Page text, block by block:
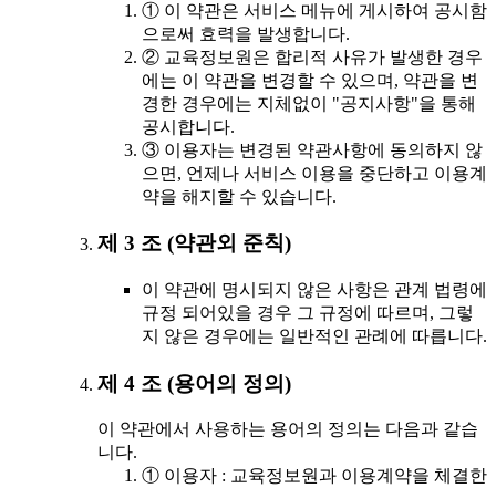
① 이 약관은 서비스 메뉴에 게시하여 공시함
으로써 효력을 발생합니다.
② 교육정보원은 합리적 사유가 발생한 경우
에는 이 약관을 변경할 수 있으며, 약관을 변
경한 경우에는 지체없이 "공지사항"을 통해
공시합니다.
③ 이용자는 변경된 약관사항에 동의하지 않
으면, 언제나 서비스 이용을 중단하고 이용계
약을 해지할 수 있습니다.
제 3 조 (약관외 준칙)
이 약관에 명시되지 않은 사항은 관계 법령에
규정 되어있을 경우 그 규정에 따르며, 그렇
지 않은 경우에는 일반적인 관례에 따릅니다.
제 4 조 (용어의 정의)
이 약관에서 사용하는 용어의 정의는 다음과 같습
니다.
① 이용자 : 교육정보원과 이용계약을 체결한